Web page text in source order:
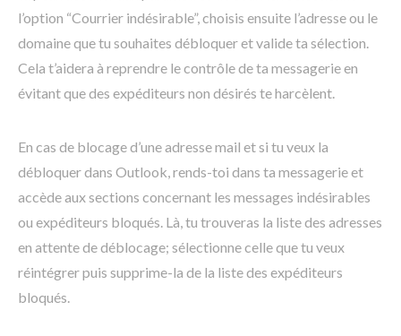
l’option “Courrier indésirable”, choisis ensuite l’adresse ou le
domaine que tu souhaites débloquer et valide ta sélection.
Cela t’aidera à reprendre le contrôle de ta messagerie en
évitant que des expéditeurs non désirés te harcèlent.
En cas de blocage d’une adresse mail et si tu veux la
débloquer dans Outlook, rends-toi dans ta messagerie et
accède aux sections concernant les messages indésirables
ou expéditeurs bloqués. Là, tu trouveras la liste des adresses
en attente de déblocage; sélectionne celle que tu veux
réintégrer puis supprime-la de la liste des expéditeurs
bloqués.